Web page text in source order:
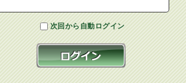
次回から自動ログイン